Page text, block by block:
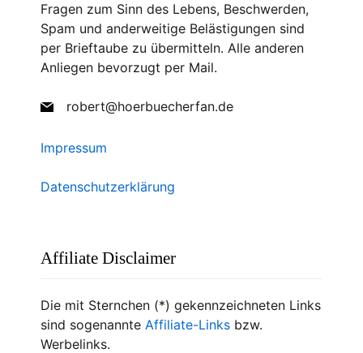
Fragen zum Sinn des Lebens, Beschwerden,
Spam und anderweitige Belästigungen sind
per Brieftaube zu übermitteln. Alle anderen
Anliegen bevorzugt per Mail.
robert@hoerbuecherfan.de
Impressum
Datenschutzerklärung
Affiliate Disclaimer
Die mit Sternchen (*) gekennzeichneten Links
sind sogenannte Affiliate-Links bzw.
Werbelinks.